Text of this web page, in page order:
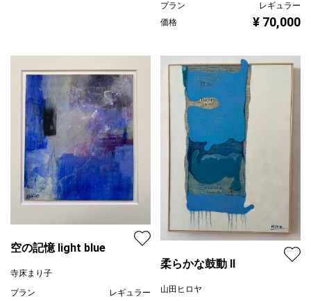
プラン
レギュラー
価格
¥ 70,000
空の記憶 light blue
寺床まり子
プラン
レギュラー
柔らかな鼓動 Ⅱ
山田ヒロヤ